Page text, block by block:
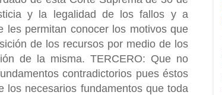
y la legalidad de los fallos y a
les permitan conocer los motivos que
de los recursos por medio de los
de la misma. TERCERO: Que no
contradictorios pues éstos
necesarios fundamentos que toda